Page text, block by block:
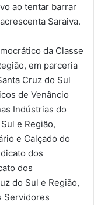
ao tentar barrar
Saraiva.
da Classe
em parceria
Cruz do Sul
de Venâncio
Indústrias do
e Região,
e Calçado do
dos
dos
do Sul e Região,
Servidores